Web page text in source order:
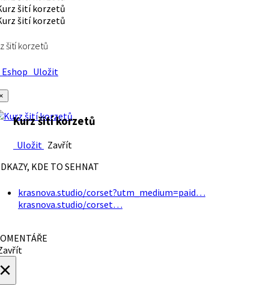
šití korzetů
Uložit
Kurz šití korzetů
Uložit Zavřít
KDE TO SEHNAT
krasnova.studio/corset?utm_medium=paid…
krasnova.studio/corset…